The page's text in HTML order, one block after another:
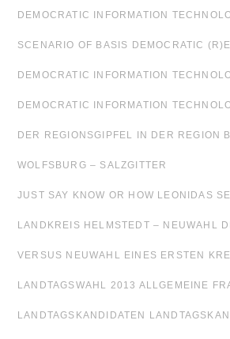
DEMOCRATIC INFORMATION
SCENARIO OF BASIS DEMOCRATIC
DEMOCRATIC INFORMATION
DEMOCRATIC INFORMATION
DER REGIONSGIPFEL IN DER REGION
WOLFSBURG – SALZGITTER
JUST SAY KNOW OR HOW LEONIDAS
LANDKREIS HELMSTEDT – NEUWAHL
VERSUS NEUWAHL EINES ERSTEN
LANDTAGSWAHL 2013 ALLGEMEINE
LANDTAGSKANDIDATEN